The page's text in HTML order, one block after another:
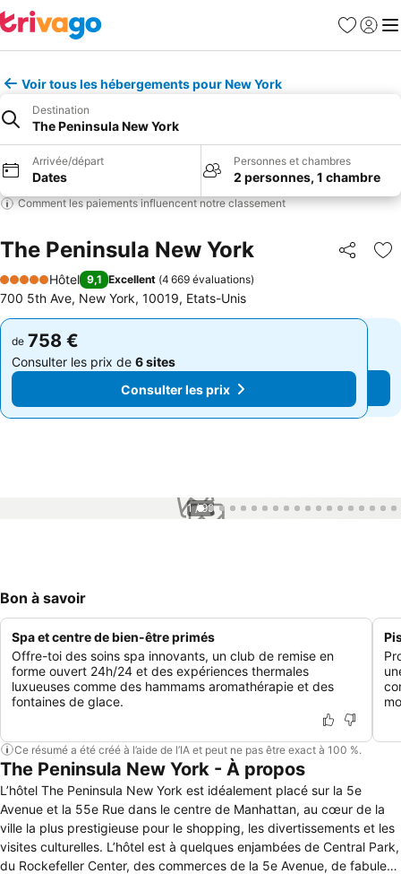
Favoris
Se
Voir tous les hébergements pour New York
Destination
The Peninsula New York
Arrivée/départ
Dates
Personnes et chambres
2 personnes, 1 chambre
Comment les paiements influencent notre classement
The Peninsula New York Partager
5 Étoiles
Hôtel 9,1 Excellent (4 669 évaluations)
700 5th Ave, New York, 10019, Etats-Unis
de 758 €
Consulter les prix de 6 sites
Consulter les prix
de 758 €
Consulter les prix de 6 sites
Consulter les prix
1 / 99
Bon à savoir
Spa et centre de bien-être primés
Offre-toi des soins spa innovants, un club de remise en
forme ouvert 24h/24 et des expériences thermales
luxueuses comme des hammams aromathérapie et des
fontaines de glace.
Ce résumé a été créé à l’aide de l’IA et peut ne pas être exact à 100 %.
The Peninsula New York - À propos
L’hôtel The Peninsula New York est idéalement placé sur la 5e
Avenue et la 55e Rue dans le centre de Manhattan, au cœur de la
ville la plus prestigieuse pour le shopping, les divertissements et les
visites culturelles. L’hôtel est à quelques enjambées de Central Park,
du Rockefeller Center, des commerces de la 5e Avenue, de fabuleux